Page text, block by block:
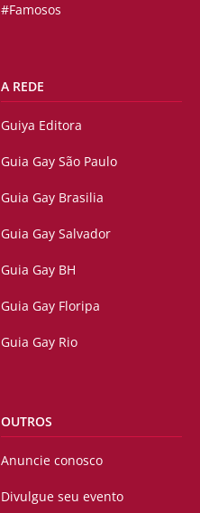
#Famosos
A REDE
Guiya Editora
Guia Gay São Paulo
Guia Gay Brasilia
Guia Gay Salvador
Guia Gay BH
Guia Gay Floripa
Guia Gay Rio
OUTROS
Anuncie conosco
Divulgue seu evento